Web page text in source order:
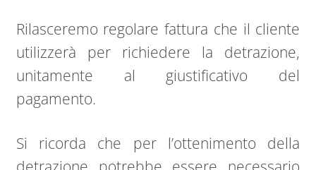
Rilasceremo regolare fattura che il cliente
utilizzerà per richiedere la detrazione,
unitamente al giustificativo del
pagamento.
Si ricorda che per l’ottenimento della